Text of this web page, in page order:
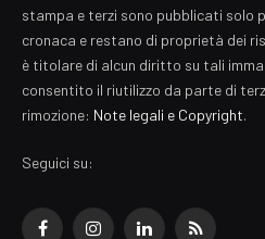
stampa e terzi sono pubblicati solo
cronaca e restano di proprietà dei
è titolare di alcun diritto su tali
consentito il riutilizzo da parte di
rimozione: Note legali e Copyright.
Seguici su: